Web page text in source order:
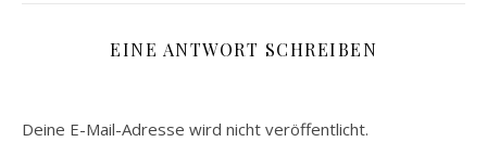
EINE ANTWORT SCHREIBEN
Deine E-Mail-Adresse wird nicht veröffentlicht.